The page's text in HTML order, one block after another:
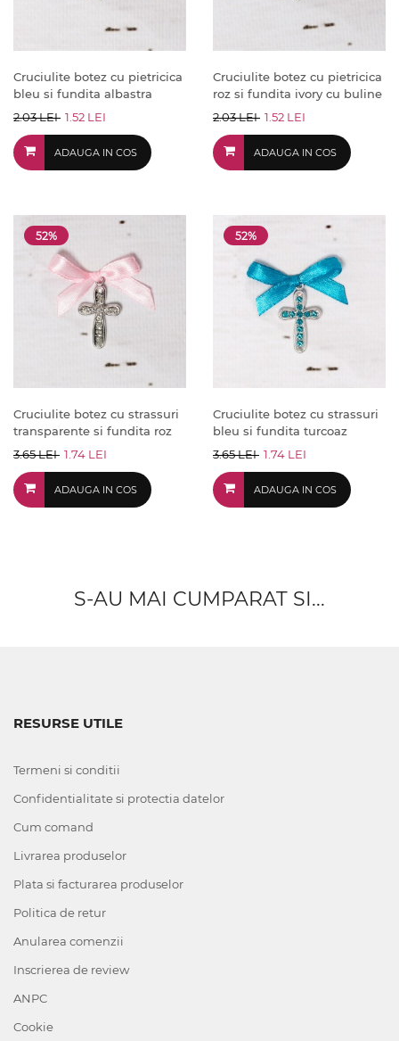
Cruciulite botez cu pietricica
bleu si fundita albastra
2.03 LEI 1.52 LEI
ADAUGA IN COS
Cruciulite botez cu pietricica
roz si fundita ivory cu buline
2.03 LEI 1.52 LEI
ADAUGA IN COS
52%
Cruciulite botez cu strassuri
transparente si fundita roz
3.65 LEI 1.74 LEI
ADAUGA IN COS
52%
Cruciulite botez cu strassuri
bleu si fundita turcoaz
3.65 LEI 1.74 LEI
ADAUGA IN COS
S-AU MAI CUMPARAT SI...
RESURSE UTILE
Termeni si conditii
Confidentialitate si protectia datelor
Cum comand
Livrarea produselor
Plata si facturarea produselor
Politica de retur
Anularea comenzii
Inscrierea de review
ANPC
Cookie